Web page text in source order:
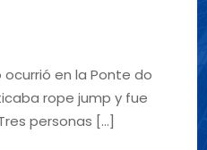
ocurrió en la Ponte do
rope jump y fue
personas […]